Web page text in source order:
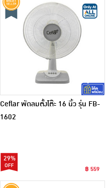
Ceflar พัดลมตั้งโต๊ะ 16 นิ้ว รุ่น FB-
1602
29%
฿ 559